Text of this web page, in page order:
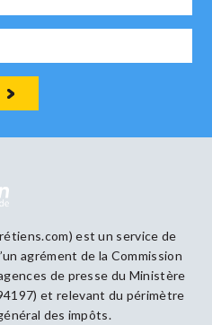
est un service de
agrément de la Commission
de presse du Ministère
et relevant du périmètre
des impôts.